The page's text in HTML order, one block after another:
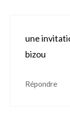
une
bizou
Répondre